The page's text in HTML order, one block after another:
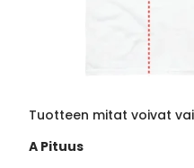
Tuotteen mitat voivat
A Pituus